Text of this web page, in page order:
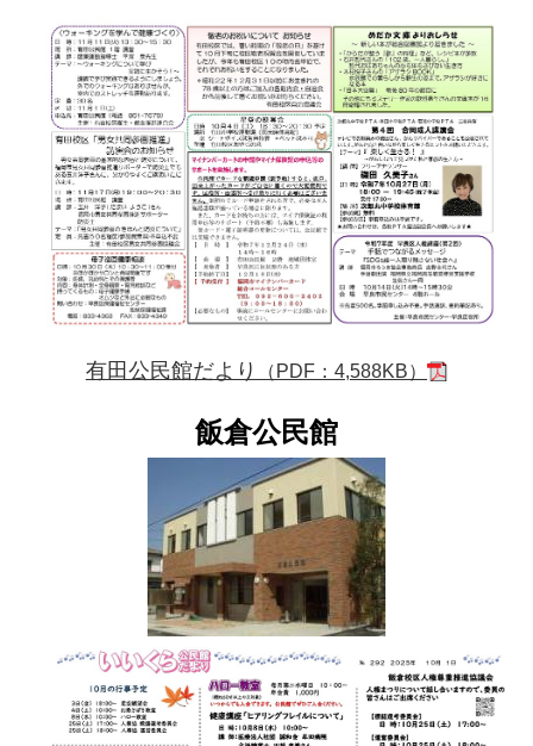
有田公民館だより （PDF：4,588KB）
飯倉公民館